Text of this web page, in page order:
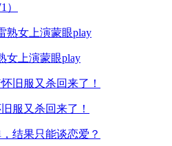
女上演蒙眼play
服又杀回来了！